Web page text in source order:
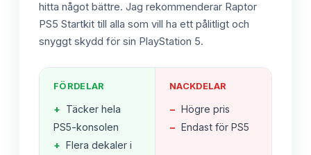
hitta något bättre. Jag rekommenderar Raptor
PS5 Startkit till alla som vill ha ett pålitligt och
snyggt skydd för sin PlayStation 5.
FÖRDELAR
+ Täcker hela
PS5-konsolen
+ Flera dekaler i
NACKDELAR
− Högre pris
− Endast för PS5